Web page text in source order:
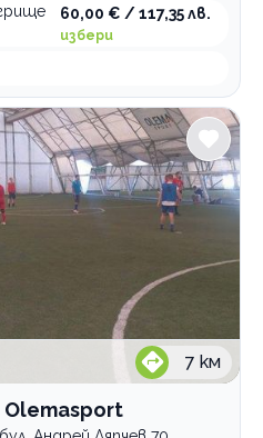
60,00 € / 117,35 лв.
избери
7 км